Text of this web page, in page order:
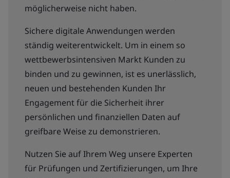
möglicherweise nicht haben.
Sichere digitale Anwendungen werden
ständig weiterentwickelt. Um in einem so
wettbewerbsintensiven Markt Kunden zu
binden und zu gewinnen, ist es unerlässlich,
neuen und bestehenden Kunden Ihr
Engagement für die Sicherheit ihrer
persönlichen und finanziellen Daten auf
greifbare Weise zu demonstrieren.
Nutzen Sie auf Ihrem Weg unsere Experten
für Prüfungen und Zertifizierungen, um Ihre